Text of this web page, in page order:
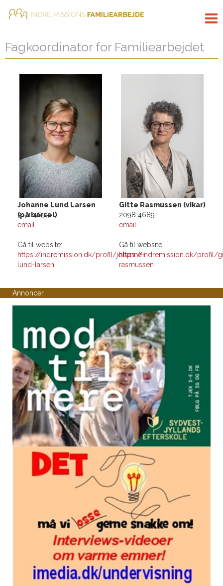
Fagkoordinator for Familiearbejdet
Johanne Lund Larsen
(på barsel)
3171 4693
email
Gå til website:
https://indremission.dk/profil/johanne-
lund-larsen
Gitte Rasmussen (vikar)
2098 4689
email
Gå til website:
https://indremission.dk/profil/
rasmussen
Annoncer